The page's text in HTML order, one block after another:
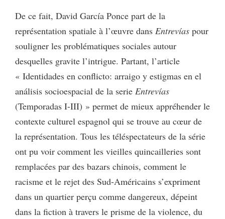
De ce fait, David García Ponce part de la
représentation spatiale à l’œuvre dans Entrevías pour
souligner les problématiques sociales autour
desquelles gravite l’intrigue. Partant, l’article
« Identidades en conflicto: arraigo y estigmas en el
análisis socioespacial de la serie Entrevías
(Temporadas I-III) » permet de mieux appréhender le
contexte culturel espagnol qui se trouve au cœur de
la représentation. Tous les téléspectateurs de la série
ont pu voir comment les vieilles quincailleries sont
remplacées par des bazars chinois, comment le
racisme et le rejet des Sud-Américains s’expriment
dans un quartier perçu comme dangereux, dépeint
dans la fiction à travers le prisme de la violence, du